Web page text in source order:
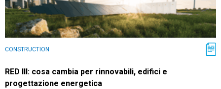
CONSTRUCTION
RED III: cosa cambia per rinnovabili, edifici e
progettazione energetica